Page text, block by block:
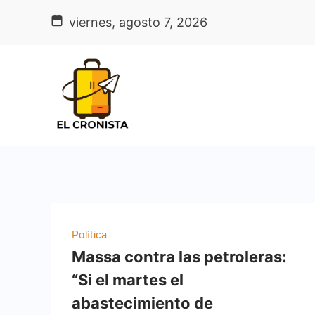
viernes, agosto 7, 2026
Política
Massa contra las petroleras:
“Si el martes el
abastecimiento de